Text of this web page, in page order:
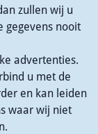
zullen wij u
gegevens nooit
advertenties.
u met de
en kan leiden
waar wij niet